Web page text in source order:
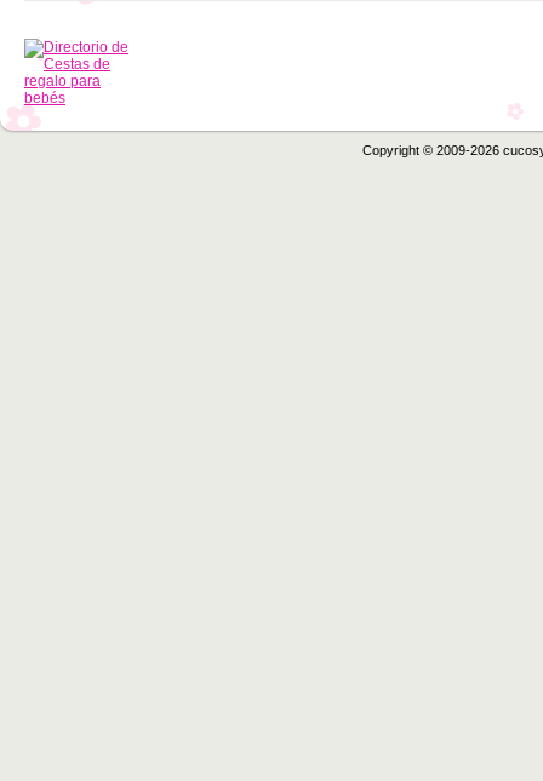
Copyright © 2009-2026